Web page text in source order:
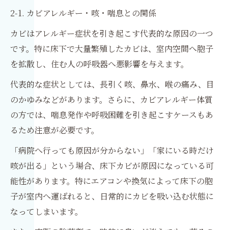
2-1. カビアレルギー・咳・喘息との関係
カビはアレルギー症状を引き起こす代表的な原因の一つ
です。特に床下で大量繁殖したカビは、室内空間へ胞子
を拡散し、住む人の呼吸器へ悪影響を与えます。
代表的な症状としては、長引く咳、鼻水、喉の痛み、目
のかゆみなどがあります。さらに、カビアレルギー体質
の方では、喘息発作や呼吸困難を引き起こすケースもあ
るため注意が必要です。
「病院へ行っても原因が分からない」「家にいる時だけ
咳が出る」という場合、床下カビが原因になっている可
能性があります。特にエアコンや換気によって床下の胞
子が室内へ運ばれると、日常的にカビを吸い込む状態に
なってしまいます。